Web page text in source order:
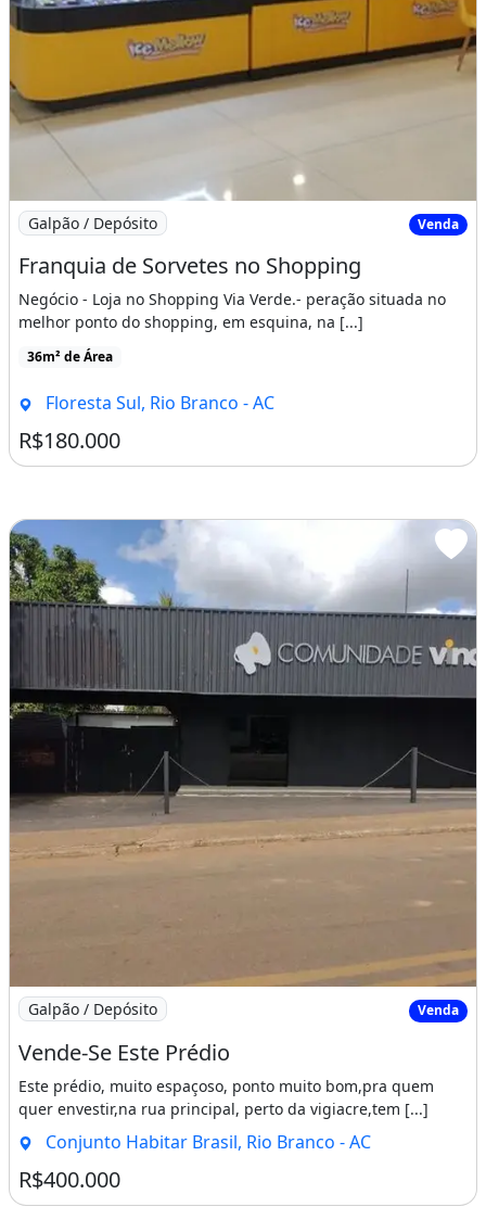
Imagem: Franquia de Sorvetes no Shopping
Galpão / Depósito Venda
Franquia de Sorvetes no Shopping
Negócio - Loja no Shopping Via Verde.- peração situada no
melhor ponto do shopping, em esquina, na [...]
36m² de Área
Floresta Sul, Rio Branco - AC
R$180.000
Imagem: Vende-Se Este Prédio
Galpão / Depósito Venda
Vende-Se Este Prédio
Este prédio, muito espaçoso, ponto muito bom,pra quem
quer envestir,na rua principal, perto da vigiacre,tem [...]
Conjunto Habitar Brasil, Rio Branco - AC
R$400.000